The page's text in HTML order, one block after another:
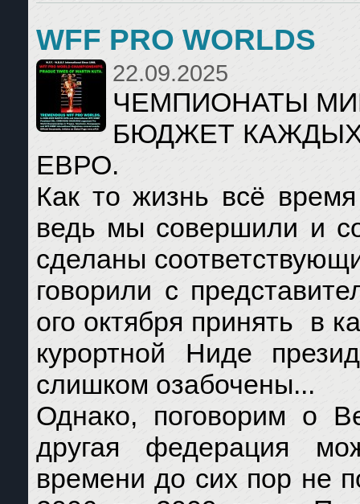
WFF PRO WORLDS
22.09.2025
ЧЕМПИОНАТЫ
БЮДЖЕТ
ЕВРО.
Как то жизнь всё
ведь мы совершили и
сделаны
говорили с
ого октября принять в
курортной Ниде
слишком озабочены...
Однако, поговорим о
другая федерация
времени до сих пор не